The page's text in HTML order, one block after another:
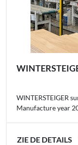
WINTERSTEIGER
Manufacture year
ZIE DE DETAILS